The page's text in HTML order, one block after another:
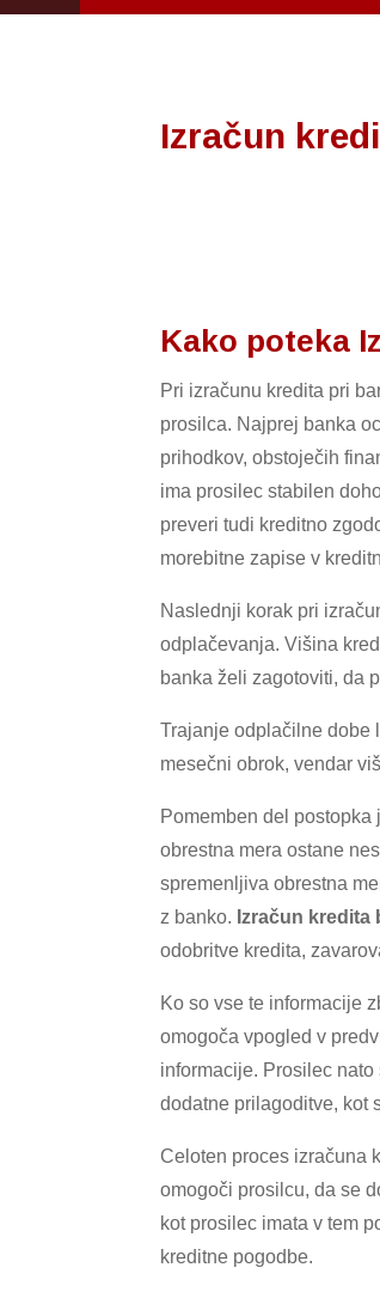
Izračun
Kako poteka
Pri izračunu kredita pri
prosilca. Najprej banka
prihodkov, obstoječih
ima prosilec stabilen
preveri tudi kreditno
morebitne zapise v
Naslednji korak pri
odplačevanja. Višina
banka želi zagotoviti, da
Trajanje odplačilne dobe
mesečni obrok, vendar
Pomemben del
obrestna mera ostane
spremenljiva obrestna
z banko. Izračun kredita
odobritve kredita,
Ko so vse te informacije
omogoča vpogled v
informacije. Prosilec
dodatne prilagoditve, kot
Celoten proces izračuna
omogoči prosilcu, da se
kot prosilec imata v tem
kreditne pogodbe.